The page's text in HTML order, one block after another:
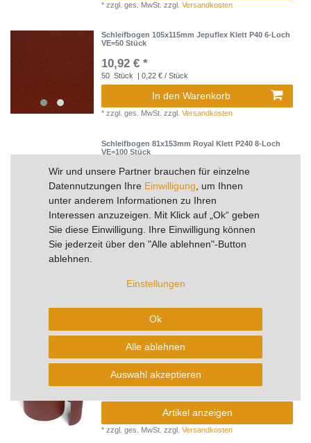
* zzgl. ges. MwSt. zzgl. Versandkosten
Schleifbogen 105x115mm Jepuflex Klett P40 6-Loch
VE=50 Stück
10,92 € *
50 Stück | 0,22 € / Stück
In den Warenkorb
* zzgl. ges. MwSt. zzgl. Versandkosten
Schleifbogen 81x153mm Royal Klett P240 8-Loch
VE=100 Stück
10,92 € *
100 Stück | 0,11 € / Stück
In den Warenkorb
zzgl. ges. MwSt. Versandkosten
8,40 € *
*zzgl. ges. MwSt.zzgl.Versandkosten
Rolle Gewebe HIOLIT F 300mm x 50m P150 VE=1
46,22 € *
Artikel anzeigen
* zzgl. ges. MwSt. zzgl. Versandkosten
Wir und unsere Partner brauchen für einzelne
Datennutzungen Ihre Einwilligung , um Ihnen
unter anderem Informationen zu Ihren
Interessen anzuzeigen. Mit Klick auf „Ok“ geben
Sie diese Einwilligung. Ihre Einwilligung können
Sie jederzeit über den "Alle ablehnen"-Button
ablehnen.
Einstellungen
Ok
Alle ablehnen
Auswahl akzeptieren